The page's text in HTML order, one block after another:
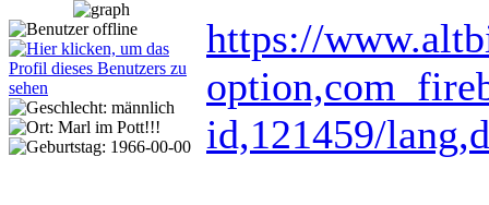
https://
id,121459/